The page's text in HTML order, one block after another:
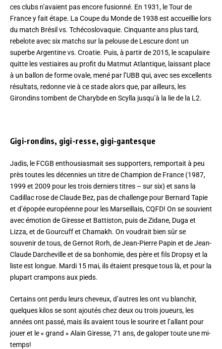
ces clubs n’avaient pas encore fusionné. En 1931, le Tour de
France y fait étape. La Coupe du Monde de 1938 est accueillie lors
du match Brésil vs. Tchécoslovaquie. Cinquante ans plus tard,
rebelote avec six matchs sur la pelouse de Lescure dont un
superbe Argentine vs. Croatie. Puis, à partir de 2015, le scapulaire
quitte les vestiaires au profit du Matmut Atlantique, laissant place
à un ballon de forme ovale, mené par l’UBB qui, avec ses excellents
résultats, redonne vie à ce stade alors que, par ailleurs, les
Girondins tombent de Charybde en Scylla jusqu’à la lie de la L2.
Gigi-rondins, gigi-resse, gigi-gantesque
Jadis, le FCGB enthousiasmait ses supporters, remportait à peu
près toutes les décennies un titre de Champion de France (1987,
1999 et 2009 pour les trois derniers titres – sur six) et sans la
Cadillac rose de Claude Bez, pas de challenge pour Bernard Tapie
et d’épopée européenne pour les Marseillais, CQFD! On se souvient
avec émotion de Giresse et Battiston, puis de Zidane, Duga et
Lizza, et de Gourcuff et Chamakh. On voudrait bien sûr se
souvenir de tous, de Gernot Rorh, de Jean-Pierre Papin et de Jean-
Claude Darcheville et de sa bonhomie, des père et fils Dropsy et la
liste est longue. Mardi 15 mai, ils étaient presque tous là, et pour la
plupart crampons aux pieds.
Certains ont perdu leurs cheveux, d’autres les ont vu blanchir,
quelques kilos se sont ajoutés chez deux ou trois joueurs, les
années ont passé, mais ils avaient tous le sourire et l’allant pour
jouer et le « grand » Alain Giresse, 71 ans, de galoper toute une mi-
temps!